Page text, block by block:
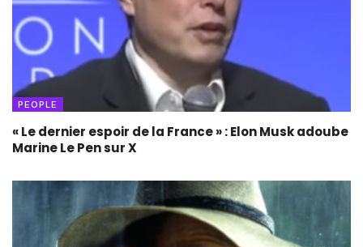
PEOPLE
« Le dernier espoir de la France » : Elon Musk adoube
Marine Le Pen sur X